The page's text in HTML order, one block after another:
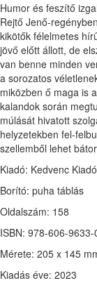
Humor és feszítő
Rejtő Jenő-
kikötők félelmetes
jövő előtt állott, de
van benne minden
a sorozatos
miközben ő maga is
kalandok során
múlását hivatott
helyzetekben fel-
szellemből lehet
Kiadó: Kedvenc
Borító: puha táblás
Oldalszám: 158
ISBN: 978-606-9633-
Mérete: 205 x 145
Kiadás éve: 2023